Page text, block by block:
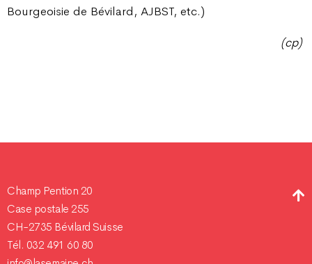
Bourgeoisie de Bévilard, AJBST, etc.)
(cp)
Champ Pention 20
Case postale 255
CH-2735 Bévilard Suisse
Tél. 032 491 60 80